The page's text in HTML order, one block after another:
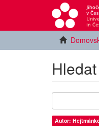
Hledat
Autor: